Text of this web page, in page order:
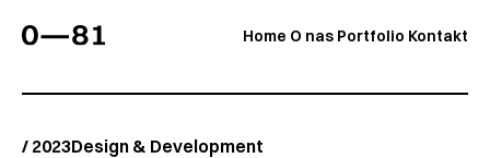
Home O nas Portfolio Kontakt
/ 2023Design & Development